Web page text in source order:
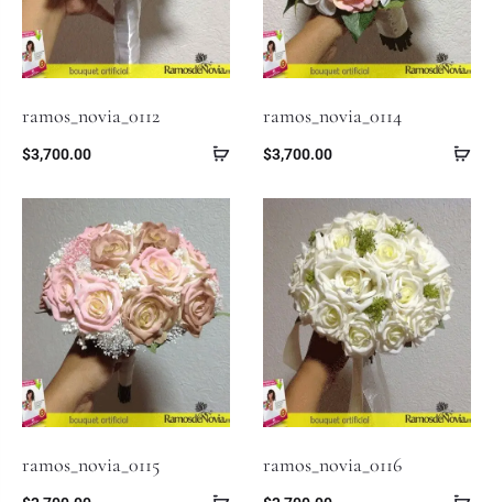
ramos_novia_0112
$3,700.00
ramos_novia_0114
$3,700.00
ramos_novia_0115 ramos_novia_0116